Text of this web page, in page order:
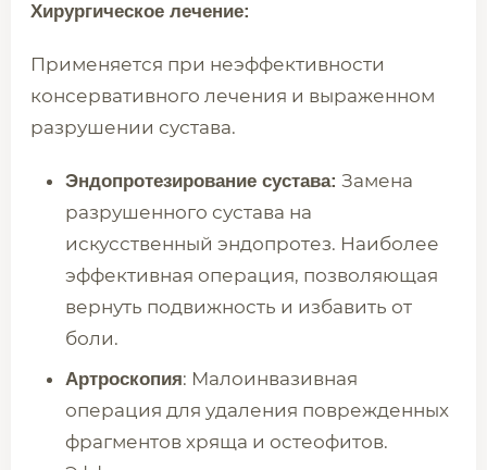
Хирургическое лечение:
Применяется при неэффективности
консервативного лечения и выраженном
разрушении сустава.
Эндопротезирование сустава: Замена
разрушенного сустава на
искусственный эндопротез. Наиболее
эффективная операция, позволяющая
вернуть подвижность и избавить от
боли.
Артроскопия: Малоинвазивная
операция для удаления поврежденных
фрагментов хряща и остеофитов.